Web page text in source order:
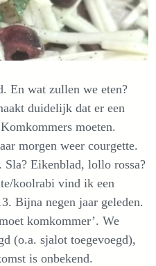
En wat zullen we eten?
duidelijk dat er een
moeten.
morgen weer courgette.
Eikenblad, lollo rossa?
koolrabi vind ik een
Bijna negen jaar geleden.
komkommer’. We
(o.a. sjalot toegevoegd),
is onbekend.